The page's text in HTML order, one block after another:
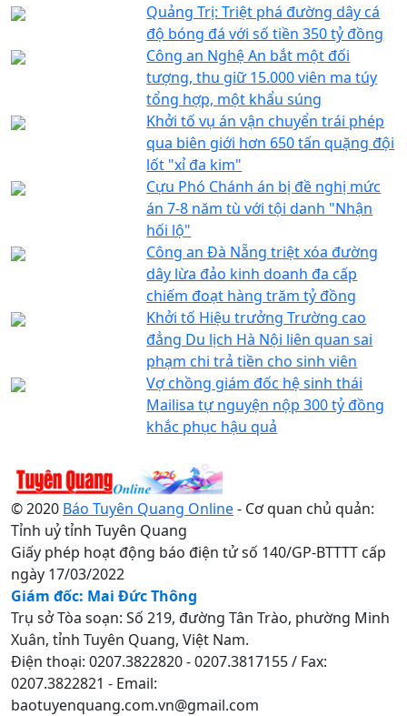
Quảng Trị: Triệt phá đường dây cá
độ bóng đá với số tiền 350 tỷ đồng
Công an Nghệ An bắt một đối
tượng, thu giữ 15.000 viên ma túy
tổng hợp, một khẩu súng
Khởi tố vụ án vận chuyển trái phép
qua biên giới hơn 650 tấn quặng đội
lốt "xỉ đa kim"
Cựu Phó Chánh án bị đề nghị mức
án 7-8 năm tù với tội danh "Nhận
hối lộ"
Công an Đà Nẵng triệt xóa đường
dây lừa đảo kinh doanh đa cấp
chiếm đoạt hàng trăm tỷ đồng
Khởi tố Hiệu trưởng Trường cao
đẳng Du lịch Hà Nội liên quan sai
phạm chi trả tiền cho sinh viên
Vợ chồng giám đốc hệ sinh thái
Mailisa tự nguyện nộp 300 tỷ đồng
khắc phục hậu quả
© 2020 Báo Tuyên Quang Online- Cơ quan chủ quản:
Tỉnh uỷ tỉnh Tuyên Quang
Giấy phép hoạt động báo điện tử số 140/GP-BTTTT cấp
ngày 17/03/2022
Giám đốc: Mai Đức Thông
Trụ sở Tòa soạn: Số 219, đường Tân Trào, phường Minh
Xuân, tỉnh Tuyên Quang, Việt Nam.
Điện thoại: 0207.3822820 - 0207.3817155 / Fax:
0207.3822821 - Email:
baotuyenquang.com.vn@gmail.com